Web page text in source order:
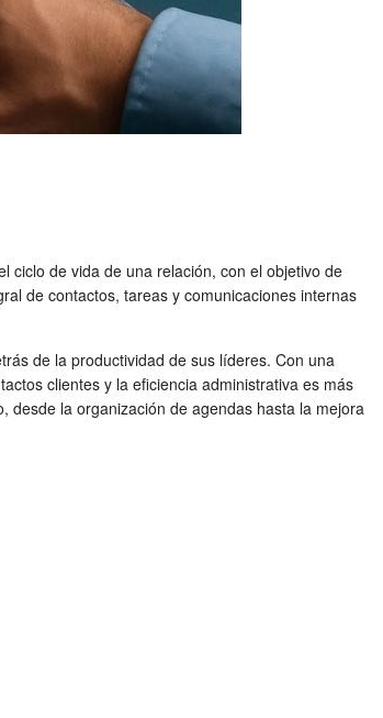
ciclo de vida de una relación, con el objetivo de
de contactos, tareas y comunicaciones internas
de la productividad de sus líderes. Con una
clientes y la eficiencia administrativa es más
desde la organización de agendas hasta la mejora